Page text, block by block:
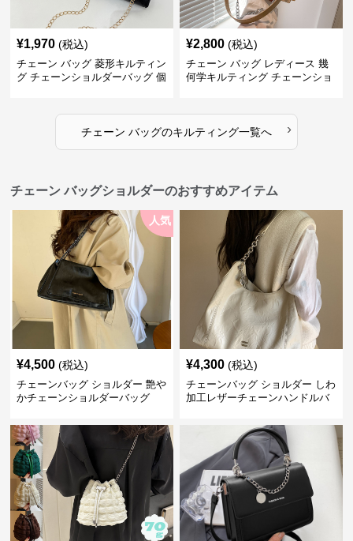
¥1,970 (税込)
チェーン バッグ 菱形キルティン
グ チェーンショルダーバッグ 個
¥2,800 (税込)
チェーン バッグ レディース 幾
何学キルティング チェーンショ
チェーン バッグのキルティング一覧へ ›
チェーン バッグショルダーのおすすめアイテム
人気
¥4,500 (税込)
チェーンバッグ ショルダー 艶や
かチェーンショルダーバッグ
¥4,300 (税込)
チェーンバッグ ショルダー しわ
加工レザーチェーンハンドルバ